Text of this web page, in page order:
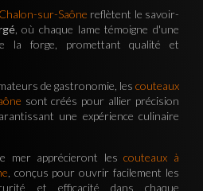
sur-Saône reflètent le savoir-
, où chaque lame témoigne d'une
la forge, promettant qualité et
de gastronomie, les couteaux
sont créés pour allier précision
une expérience culinaire
mer apprécieront lescouteaux à
, conçus pour ouvrir facilement les
et efficacité dans chaque